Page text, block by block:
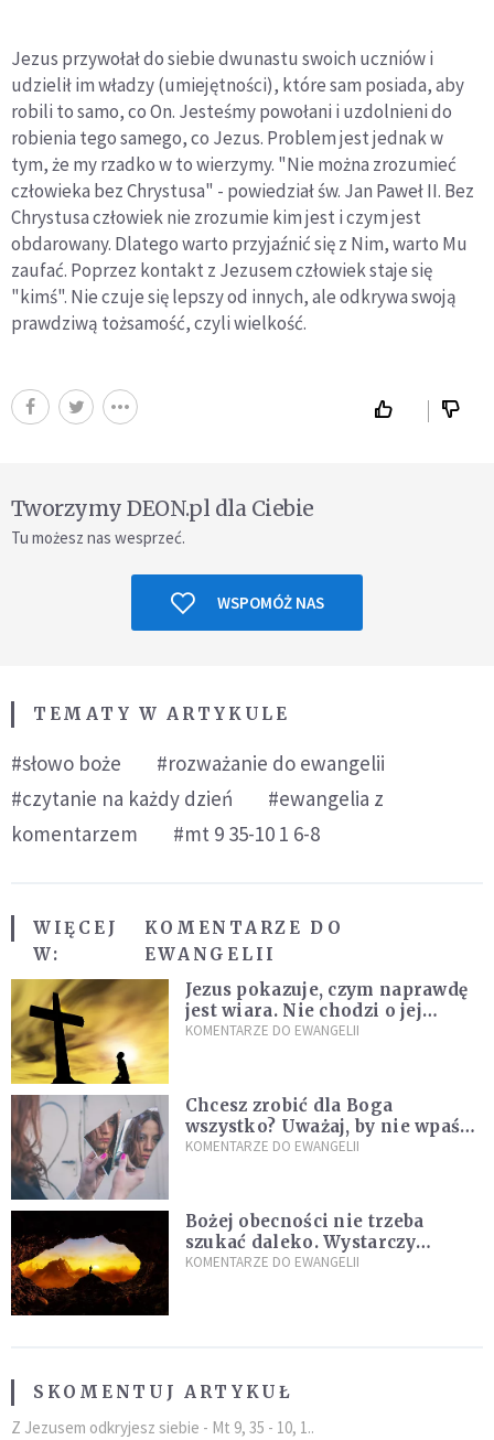
Jezus przywołał do siebie dwunastu swoich uczniów i
udzielił im władzy (umiejętności), które sam posiada, aby
robili to samo, co On. Jesteśmy powołani i uzdolnieni do
robienia tego samego, co Jezus. Problem jest jednak w
tym, że my rzadko w to wierzymy. "Nie można zrozumieć
człowieka bez Chrystusa" - powiedział św. Jan Paweł II. Bez
Chrystusa człowiek nie zrozumie kim jest i czym jest
obdarowany. Dlatego warto przyjaźnić się z Nim, warto Mu
zaufać. Poprzez kontakt z Jezusem człowiek staje się
"kimś". Nie czuje się lepszy od innych, ale odkrywa swoją
prawdziwą tożsamość, czyli wielkość.
Tworzymy DEON.pl dla Ciebie
Tu możesz nas wesprzeć.
WSPOMÓŻ NAS
TEMATY W ARTYKULE
#słowo boże
#rozważanie do ewangelii
#czytanie na każdy dzień
#ewangelia z
komentarzem
#mt 9 35-10 1 6-8
WIĘCEJ
W:
KOMENTARZE DO
EWANGELII
Jezus pokazuje, czym naprawdę
jest wiara. Nie chodzi o jej
wielkość
KOMENTARZE DO EWANGELII
Chcesz zrobić dla Boga
wszystko? Uważaj, by nie wpaść
w groźną pułapkę
KOMENTARZE DO EWANGELII
Bożej obecności nie trzeba
szukać daleko. Wystarczy
nauczyć się słuchać
KOMENTARZE DO EWANGELII
SKOMENTUJ ARTYKUŁ
Z Jezusem odkryjesz siebie - Mt 9, 35 - 10, 1..